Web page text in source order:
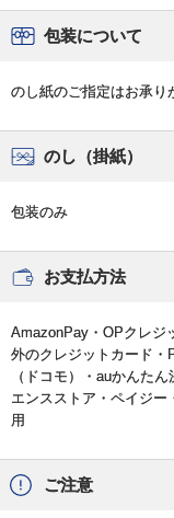
包装について
のし紙のご指定はお承り
のし（掛紙）
包装のみ
お支払方法
AmazonPay・OPクレジ
外のクレジットカード
（ドコモ）・auかんた
エンスストア・ペイジー
用
ご注意